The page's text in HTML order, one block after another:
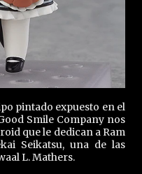
pintado expuesto en el
Smile Company nos
que le dedican a Ram
Seikatsu, una de las
L. Mathers.